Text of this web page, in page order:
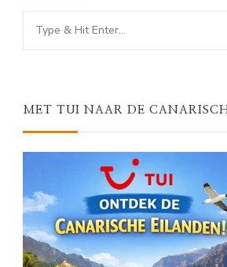
Looking
for
MET TUI NAAR DE